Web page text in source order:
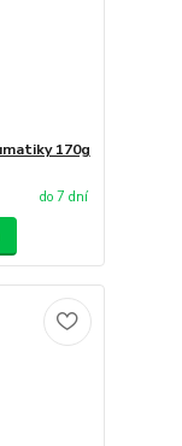
170g
do 7 dní